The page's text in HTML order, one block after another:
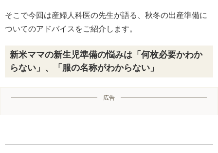
そこで今回は産婦人科医の先生が語る、秋冬の出産準備に
ついてのアドバイスをご紹介します。
新米ママの新生児準備の悩みは「何枚必要かわか
らない」、「服の名称がわからない」
広告